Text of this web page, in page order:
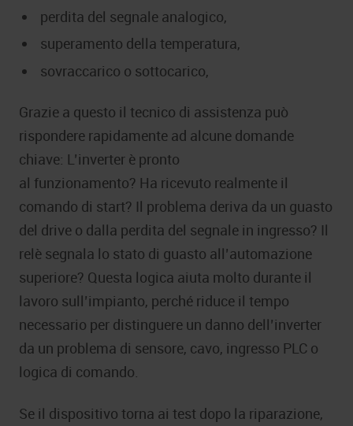
perdita del segnale analogico,
superamento della temperatura,
sovraccarico o sottocarico,
Grazie a questo il tecnico di assistenza può
rispondere rapidamente ad alcune domande
chiave: L’inverter è pronto
al funzionamento? Ha ricevuto realmente il
comando di start? Il problema deriva da un guasto
del drive o dalla perdita del segnale in ingresso? Il
relè segnala lo stato di guasto all’automazione
superiore? Questa logica aiuta molto durante il
lavoro sull’impianto, perché riduce il tempo
necessario per distinguere un danno dell’inverter
da un problema di sensore, cavo, ingresso PLC o
logica di comando.
Se il dispositivo torna ai test dopo la riparazione,